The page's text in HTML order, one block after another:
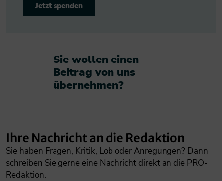
Jetzt spenden
Sie wollen einen
Beitrag von uns
übernehmen?​
Ihre Nachricht an die Redaktion
Sie haben Fragen, Kritik, Lob oder Anregungen? Dann
schreiben Sie gerne eine Nachricht direkt an die PRO-
Redaktion.